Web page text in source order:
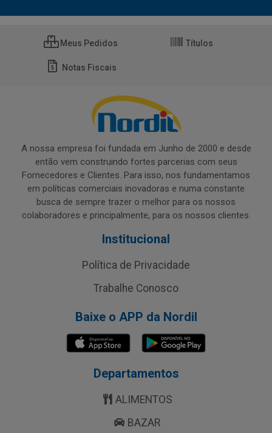
Meus Pedidos Títulos
Notas Fiscais
A nossa empresa foi fundada em Junho de 2000 e desde
então vem construindo fortes parcerias com seus
Fornecedores e Clientes. Para isso, nos fundamentamos
em políticas comerciais inovadoras e numa constante
busca de sempre trazer o melhor para os nossos
colaboradores e principalmente, para os nossos clientes.
Institucional
Política de Privacidade
Trabalhe Conosco
Baixe o APP da Nordil
Departamentos
ALIMENTOS
BAZAR